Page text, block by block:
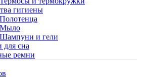
гигиены
Полотенца
Мыло
Шампуни и гели
для сна
ремни